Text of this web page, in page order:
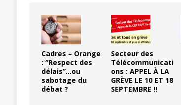
Cadres – Orange
: “Respect des
délais”…ou
sabotage du
débat ?
Secteur des
Télécommunicati
ons : APPEL À LA
GRÈVE LE 10 ET 18
SEPTEMBRE !!